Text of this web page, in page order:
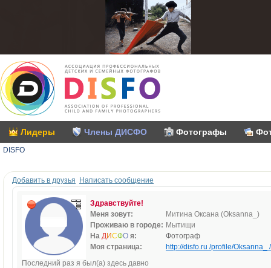
Лидеры Члены ДИСФО Фотографы
DISFO
Добавить в друзья Написать сообщение
Здравствуйте!
Меня зовут:
Митина Оксана (Oksanna_)
Проживаю в городе: Мытищи
На ДИСФО я:
Фотограф
Моя страница:
http://disfo.ru /profile/Oksanna_ /
Последний раз я был(а) здесь давно